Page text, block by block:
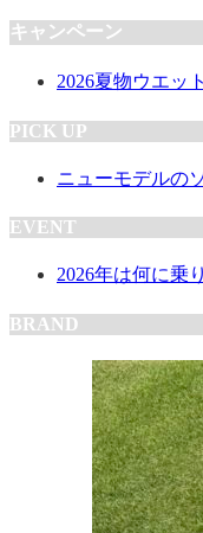
キャンペーン
2026夏物ウエッ
PICK UP
ニューモデルの
EVENT
2026年は何に乗
BRAND